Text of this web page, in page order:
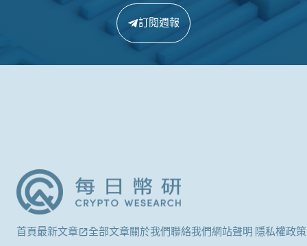
訂閱週報
首頁最新文章 全部文章關於我們聯絡我們網站聲明 隱私權政策